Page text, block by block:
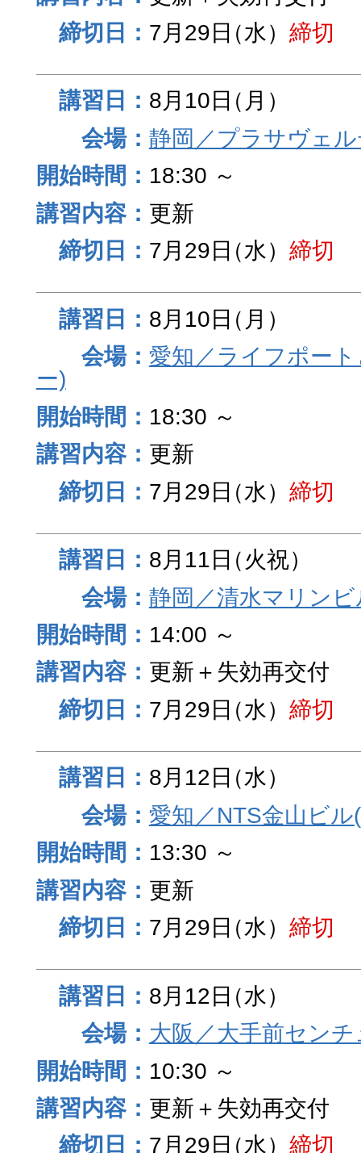
7月29日（水） 締切
8月10日（月）
静岡／プラサヴェ
18:30 ～
更新
7月29日（水） 締切
8月10日（月）
愛知／ライフポー
ー)
18:30 ～
更新
7月29日（水） 締切
8月11日（火祝）
静岡／清水マリンビ
14:00 ～
更新＋失効再交付
7月29日（水） 締切
8月12日（水）
愛知／NTS金山ビ
13:30 ～
更新
7月29日（水） 締切
8月12日（水）
大阪／大手前セン
10:30 ～
更新＋失効再交付
7月29日（水） 締切